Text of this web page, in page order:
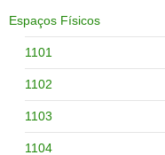
Espaços Físicos
1101
1102
1103
1104